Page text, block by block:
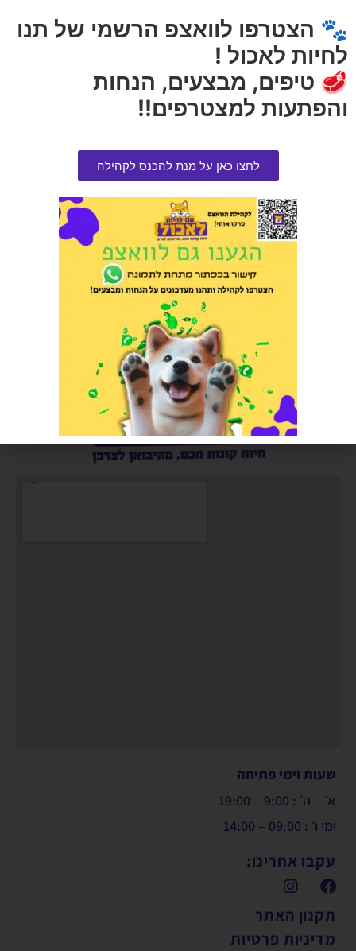
פרימיו חטיף לכלב סלמון רול | 100
גרם
הרוויחו 0.95 נקודות ⭐
₪19.00
אזל המלאי
כף איסוף ענקית לחול חתולים
15.00
הוספה לסל
שעות וימי פתיחה
א׳ – ה׳ : 9:00 – 19:00
ימי ו׳ : 09:00 – 14:00
עקבו אחרינו:
תקנון האתר
מדיניות פרטיות
🐾 הצטרפו לוואצפ הרשמי של תנו
לחיות לאכול !
🥩 טיפים, מבצעים, הנחות
והפתעות למצטרפים!!
לחצו כאן על מנת להכנס לקהילה